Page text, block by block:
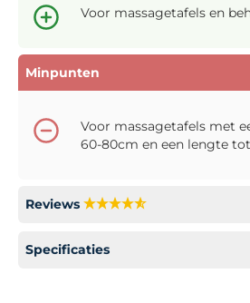
Voor massagetafels en
Minpunten
Voor massagetafels met
60-80cm en een lengte
Reviews
Specificaties